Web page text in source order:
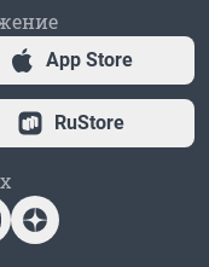
App Store
RuStore